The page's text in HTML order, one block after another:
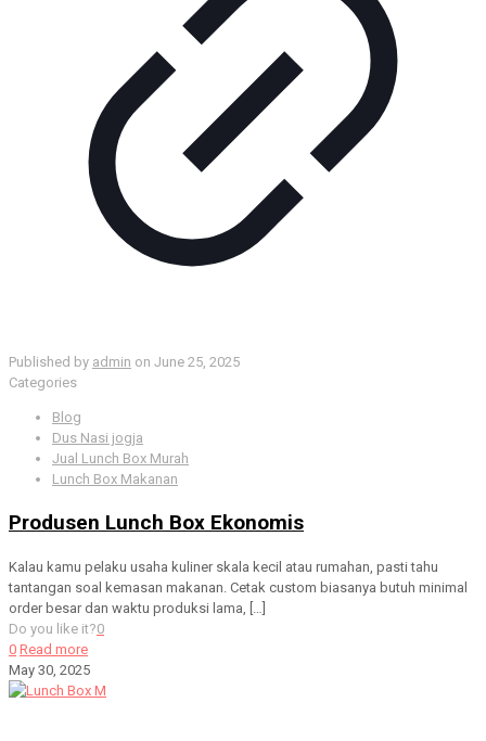
Published by admin on June 25, 2025
Categories
Blog
Dus Nasi jogja
Jual Lunch Box Murah
Lunch Box Makanan
Produsen Lunch Box Ekonomis
Kalau kamu pelaku usaha kuliner skala kecil atau rumahan, pasti tahu
tantangan soal kemasan makanan. Cetak custom biasanya butuh minimal
order besar dan waktu produksi lama, […]
Do you like it?0
0 Read more
May 30, 2025